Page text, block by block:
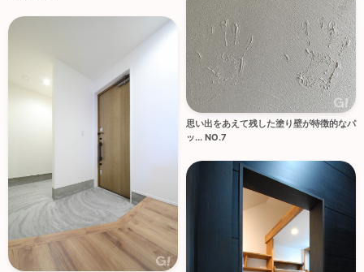
思い出をあえて残した塗り壁が特徴的なパ
ッ... NO.7